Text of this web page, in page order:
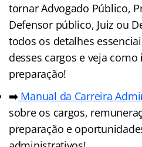
tornar Advogado Público,
Defensor público, Juiz ou
todos os detalhes
desses cargos e veja como
preparação!
➡️Manual da Carreira
sobre os cargos,
preparação e